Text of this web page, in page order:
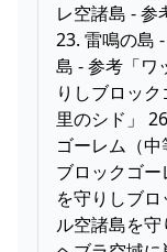
レ空諸島 - 参
23. 雷鳴の島
島 - 参考「ワ
りしブロッ
里のシド」
ゴーレム（
ブロックゴ
を守りしブ
ル空諸島を